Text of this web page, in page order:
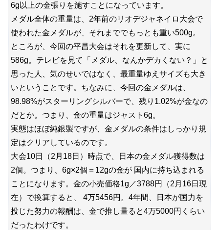
6g以上の金張りを施すことになっています。
メダル全体の重量は、2年前のリオデジャネイロ大会で
使われた金メダルが、それまででもっとも重い500g。
ところが、今回の平昌大会はそれを更新して、実に
586g。テレビを見て「メダル、なんかデカくない？」と
思った人、気のせいではなく、最重量ゆえサイズも大き
いということです。ちなみに、今回の金メダルは、
98.98%がスターリングシルバーで、残り1.02%が金なの
だとか。つまり、金の重量はジャスト6g。
実態はほぼ純銀製ですが、金メダルの条件はしっかり規
定はクリアしているのです。
大会10日（2月18日）時点で、日本の金メダル獲得数は
2個。つまり、6g×2個＝12gの金が 国内に持ち込まれる
ことになります。金の小売価格1g／3788円（2月16日現
在）で換算すると、 4万5456円。4年間、日本が国力を
投じた努力の報酬は、金で推し量ると4万5000円くらい
だったわけです。